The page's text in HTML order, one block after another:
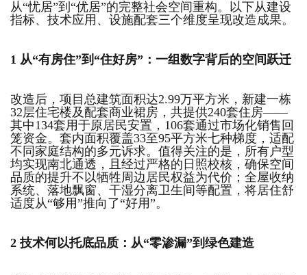
从“忧居”到“优居”的完整社会空间重构。以下从建设
指标、技术应用、设施配套三个维度呈现改造成果。
1 从“有房住”到“住好房”： 一组数字背后的空间跃迁
改造后，项目总建筑面积达2.99万平方米，新建一栋
32层住宅楼及配套商业裙房，共提供240套住房——
其中134套用于原居民安置，106套通过市场化销售回
笼资金。套内面积覆盖33至95平方米七种梯度，适配
不同家庭结构的多元诉求。值得关注的是，所有户型
均实现南北通透，且经过严格的日照校核，确保空间
品质的提升不以牺牲周边居民权益为代价；全屋收纳
系统、落地飘窗、干湿分离卫生间等配置，将居住舒
适度从“够用”推向了“好用”。
2技术何以托底品质： 从“零渗漏”到绿色建造